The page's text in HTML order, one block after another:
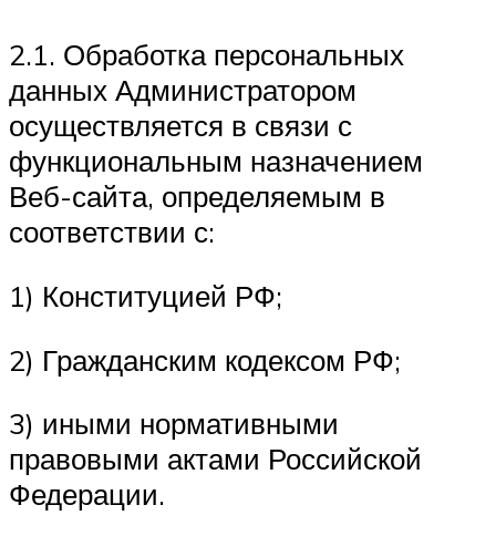
2.1. Обработка персональных
данных Администратором
осуществляется в связи с
функциональным назначением
Веб-сайта, определяемым в
соответствии с:
1) Конституцией РФ;
2) Гражданским кодексом РФ;
3) иными нормативными
правовыми актами Российской
Федерации.